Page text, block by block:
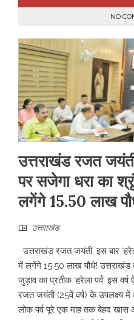
NO
उत्तराखंड रजत
पर सजेगा धरा का
लगेंगे 15.50 लाख
उत्तराखंड
उत्तराखंड रजत जयंती, इस बार
में लगेंगे 15.50 लाख पौधे!
जुड़ाव का प्रतीक ‘हरेला पर्व’ इस
रजत जयंती (25वें वर्ष) के उपलक्ष्य
लोक पर्व पूरे एक माह तक बेहद खास